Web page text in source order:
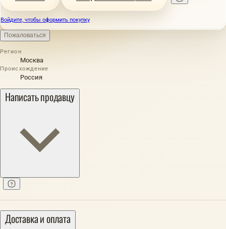
Войдите, чтобы оформить покупку
Пожаловаться
Регион
Москва
Происхождение
Россия
Написать продавцу
Доставка и оплата